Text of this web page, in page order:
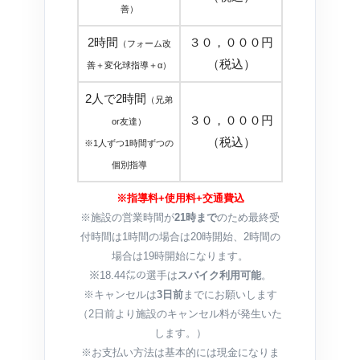
善）
2時間 （フォーム改
善＋変化球指導＋α）
３０，０００円
（税込）
2人で2時間 （兄弟
or友達）
※1人ずつ1時間ずつの
個別指導
３０，０００円
（税込）
※指導料+使用料+交通費込
※施設の営業時間が21時までのため最終受
付時間は1時間の場合は20時開始、2時間の
場合は19時開始になります。
※18.44㍍の選手は スパイク利用可能。
※キャンセルは3日前までにお願いします
（2日前より施設のキャンセル料が発生いた
します。）
※お支払い方法は基本的には現金になりま